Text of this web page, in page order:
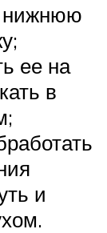
нижнюю
ее на
в
и